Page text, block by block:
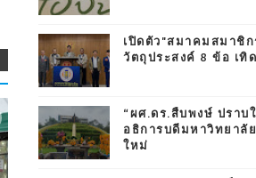
เปิดตัว"สมาคมสมาชิ
วัตถุประสงค์ 8 ข้อ เทิ
“ผศ.ดร.สืบพงษ์ ปราบ
อธิการบดีมหาวิทยาลั
ใหม่